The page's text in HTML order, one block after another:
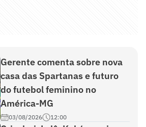
Gerente comenta sobre nova
casa das Spartanas e futuro
do futebol feminino no
América-MG
03/08/2026 12:00